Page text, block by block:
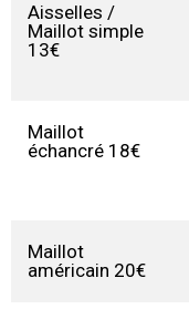
Aisselles /
Maillot simple
13€
Maillot
échancré 18€
Maillot
américain 20€